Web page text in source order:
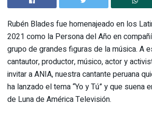
Rubén Blades fue homenajeado en los
2021 como la Persona del Año en
grupo de grandes figuras de la música. A
cantautor, productor, músico, actor y
invitar a ANIA, nuestra cantante peruana
ha lanzado el tema “Yo y Tú” y que suena
de Luna de América Televisión.